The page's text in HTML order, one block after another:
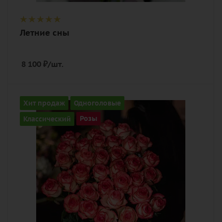
Летние сны
8 100 ₽/шт.
Хит продаж
Одноголовые
Классический
Розы
Количество
35
розовый
Описание
роза, лента